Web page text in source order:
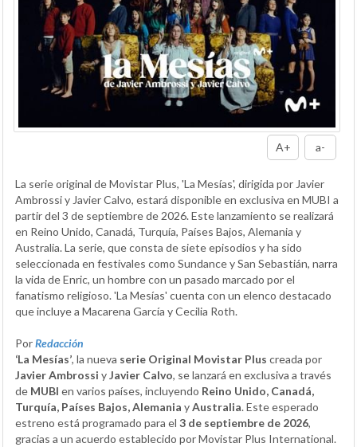
A+ a-
La serie original de Movistar Plus, 'La Mesías', dirigida por Javier
Ambrossi y Javier Calvo, estará disponible en exclusiva en MUBI a
partir del 3 de septiembre de 2026. Este lanzamiento se realizará
en Reino Unido, Canadá, Turquía, Países Bajos, Alemania y
Australia. La serie, que consta de siete episodios y ha sido
seleccionada en festivales como Sundance y San Sebastián, narra
la vida de Enric, un hombre con un pasado marcado por el
fanatismo religioso. 'La Mesías' cuenta con un elenco destacado
que incluye a Macarena García y Cecilia Roth.
PorRedacción
‘La Mesías’, la nueva serie Original Movistar Plus creada por
Javier Ambrossi yJavier Calvo, se lanzará en exclusiva a través
de MUBI en varios países, incluyendo Reino Unido, Canadá,
Turquía, Países Bajos, Alemania yAustralia. Este esperado
estreno está programado para el 3 de septiembre de 2026,
gracias a un acuerdo establecido por Movistar Plus International.